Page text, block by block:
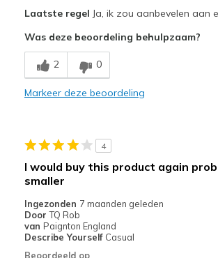
Minpunten
Lasted about 6/7 months
Sizing
Feels true to size
Laatste regel Ja, ik zou aanbevelen aan
Was deze beoordeling behulpzaam?
2 0
Markeer deze beoordeling
4
I would buy this product again
smaller
Ingezonden 7 maanden geleden
Door TQ Rob
van Paignton England
Describe Yourself Casual
Beoordeeld op